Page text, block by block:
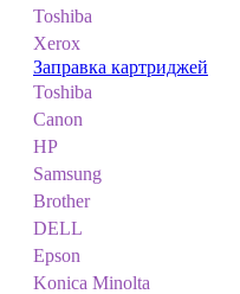
Toshiba
Xerox
Заправка картриджей
Toshiba
Canon
HP
Samsung
Brother
DELL
Epson
Konica Minolta